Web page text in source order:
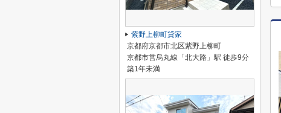
紫野上柳町貸家
京都府京都市北区紫野上柳町
京都市営烏丸線「北大路」駅 徒歩9分
築1年未満